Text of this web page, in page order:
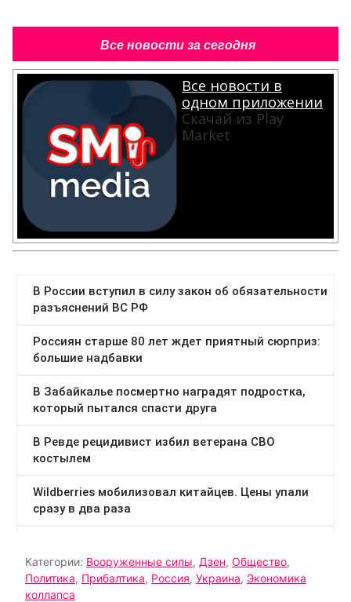
Все новости за сегодня
Все новости в
одном приложении
Скачай из Play
Market
Категории: Вооруженные силы, Дзен, Общество,
Политика, Прибалтика, Россия, Украина, Экономика
коллапса